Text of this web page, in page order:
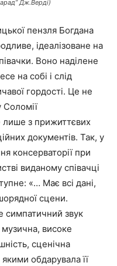
Дж.Верді)
пензля Богдана
ідеалізоване на
Воно наділене
на собі і слід
гордості. Це не
лише з прижиттєвих
документів. Так, у
консерваторії при
виданому співачці
«… Має всі дані,
сцени.
симпатичний звук
музична, високе
сценічна
обдарувала її